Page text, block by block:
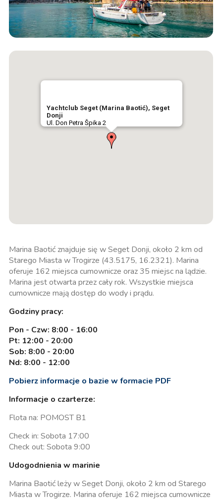
Yachtclub Seget (Marina Baotić), Seget
Donji
Ul. Don Petra Špika 2
Marina Baotić znajduje się w Seget Donji, około 2 km od
Starego Miasta w Trogirze (43.5175, 16.2321). Marina
oferuje 162 miejsca cumownicze oraz 35 miejsc na lądzie.
Marina jest otwarta przez cały rok. Wszystkie miejsca
cumownicze mają dostęp do wody i prądu.
Godziny pracy:
Pon - Czw: 8:00 - 16:00
Pt: 12:00 - 20:00
Sob: 8:00 - 20:00
Nd: 8:00 - 12:00
Pobierz informacje o bazie w formacie PDF
Informacje o czarterze:
Flota na: POMOST B1
Check in: Sobota 17:00
Check out: Sobota 9:00
Udogodnienia w marinie
Marina Baotić leży w Seget Donji, około 2 km od Starego
Miasta w Trogirze. Marina oferuje 162 miejsca cumownicze